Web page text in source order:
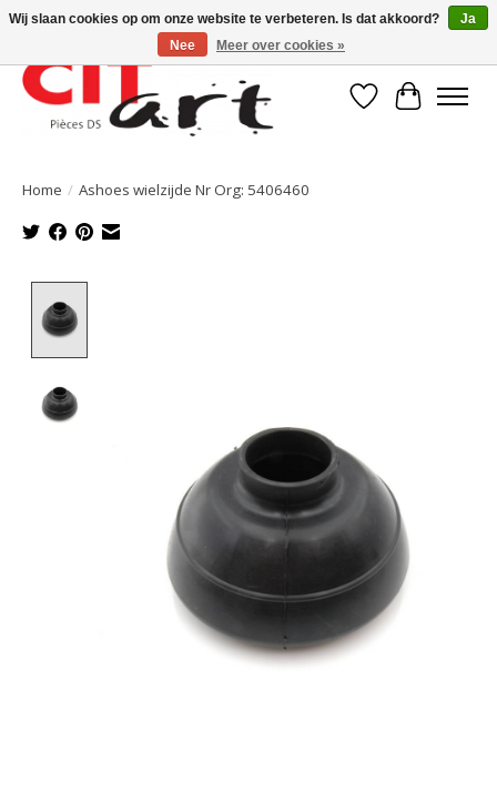
Verlanglijst
Home / Ashoes wielzijde Nr Org: 5406460
Wij slaan cookies op om onze website te verbeteren. Is dat akkoord?
Ja
Nee
Meer over cookies »